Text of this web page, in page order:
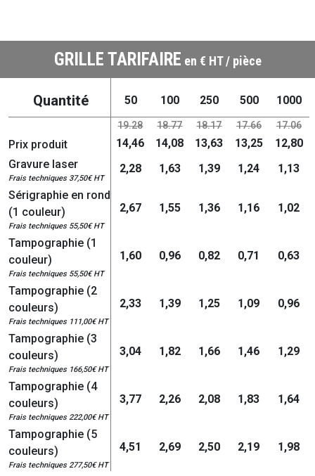
GRILLE TARIFAIRE en € HT / pièce
Quantité 50 100 250 500 1000
19.28 18.77 18.17 17.66 17.06
Prix produit 14,46 14,08 13,63 13,25
12,80
Gravure laser
Frais techniques 37,50€ HT
2,28 1,63 1,39 1,24
1,13
Sérigraphie en rond
(1 couleur)
Frais techniques 55,50€ HT
2,67 1,55 1,36 1,16 1,02
Tampographie (1
couleur)
Frais techniques 55,50€ HT
1,60 0,96 0,82 0,71 0,63
Tampographie (2
couleurs)
Frais techniques 111,00€ HT
2,33 1,39 1,25 1,09 0,96
Tampographie (3
couleurs)
Frais techniques 166,50€ HT
3,04 1,82 1,66 1,46 1,29
Tampographie (4
couleurs)
Frais techniques 222,00€ HT
3,77 2,26 2,08 1,83 1,64
Tampographie (5
couleurs)
Frais techniques 277,50€ HT
4,51 2,69 2,50 2,19 1,98